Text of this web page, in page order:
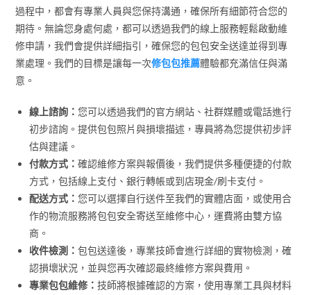
過程中，都會有專業人員與您保持溝通，確保所有細節符合您的
期待。無論您身處何處，都可以透過我們的線上服務輕鬆啟動維
修申請，我們會提供詳細指引，確保您的包包安全送達並得到專
業處理。我們的目標是讓每一次修包包推薦體驗都充滿信任與滿
意。
線上諮詢：您可以透過我們的官方網站、社群媒體或電話進行
初步諮詢。提供包包照片與損壞描述，專員將為您提供初步評
估與建議。
付款方式：確認維修方案與報價後，我們提供多種便捷的付款
方式，包括線上支付、銀行轉帳或到店現金/刷卡支付。
配送方式：您可以選擇自行送件至我們的實體店面，或使用合
作的物流服務將包包安全寄送至維修中心，運費將由雙方協
商。
收件檢測：包包送達後，專業技師會進行詳細的實物檢測，確
認損壞狀況，並與您再次確認最終維修方案與費用。
專業包包維修：技師將根據確認的方案，使用專業工具與材料